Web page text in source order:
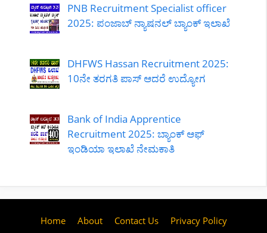
PNB Recruitment Specialist officer
2025: ಪಂಜಾಬ್ ನ್ಯಾಷನಲ್ ಬ್ಯಾಂಕ್ ಇಲಾಖೆ
DHFWS Hassan Recruitment 2025:
10ನೇ ತರಗತಿ ಪಾಸ್ ಆದರೆ ಉದ್ಯೋಗ
Bank of India Apprentice
Recruitment 2025: ಬ್ಯಾಂಕ್ ಆಫ್
ಇಂಡಿಯಾ ಇಲಾಖೆ ನೇಮಕಾತಿ
Home About Contact Us
Privacy Policy